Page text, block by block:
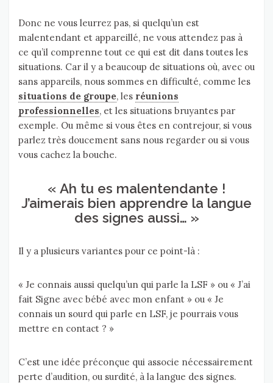
Donc ne vous leurrez pas, si quelqu’un est
malentendant et appareillé, ne vous attendez pas à
ce qu’il comprenne tout ce qui est dit dans toutes les
situations. Car il y a beaucoup de situations où, avec ou
sans appareils, nous sommes en difficulté, comme les
situations de groupe, les réunions
professionnelles, et les situations bruyantes par
exemple. Ou même si vous êtes en contrejour, si vous
parlez très doucement sans nous regarder ou si vous
vous cachez la bouche.
« Ah tu es malentendante !
J’aimerais bien apprendre la langue
des signes aussi… »
Il y a plusieurs variantes pour ce point-là :
« Je connais aussi quelqu’un qui parle la LSF » ou « J’ai
fait Signe avec bébé avec mon enfant » ou « Je
connais un sourd qui parle en LSF, je pourrais vous
mettre en contact ? »
C’est une idée préconçue qui associe nécessairement
perte d’audition, ou surdité, à la langue des signes.